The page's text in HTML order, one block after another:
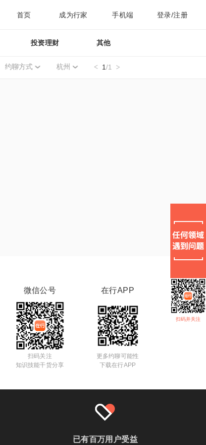
首页 成为行家 手机端 登录/注册
投资理财 其他
约聊方式 杭州 1/1
扫码并关注
微信公号
扫码关注
知识技能干货分享
在行APP
更多约聊可能性
下载在行APP
已有百万用户受益